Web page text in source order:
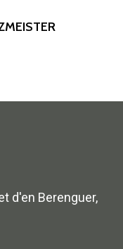
d'en Berenguer,